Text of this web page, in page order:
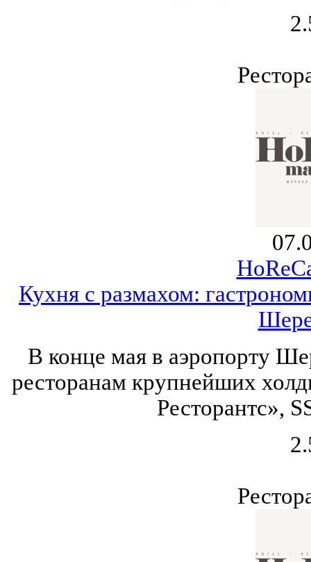
Кухня с размахом:
В конце мая в аэропорту
ресторанам крупнейших
Ресторантс»,